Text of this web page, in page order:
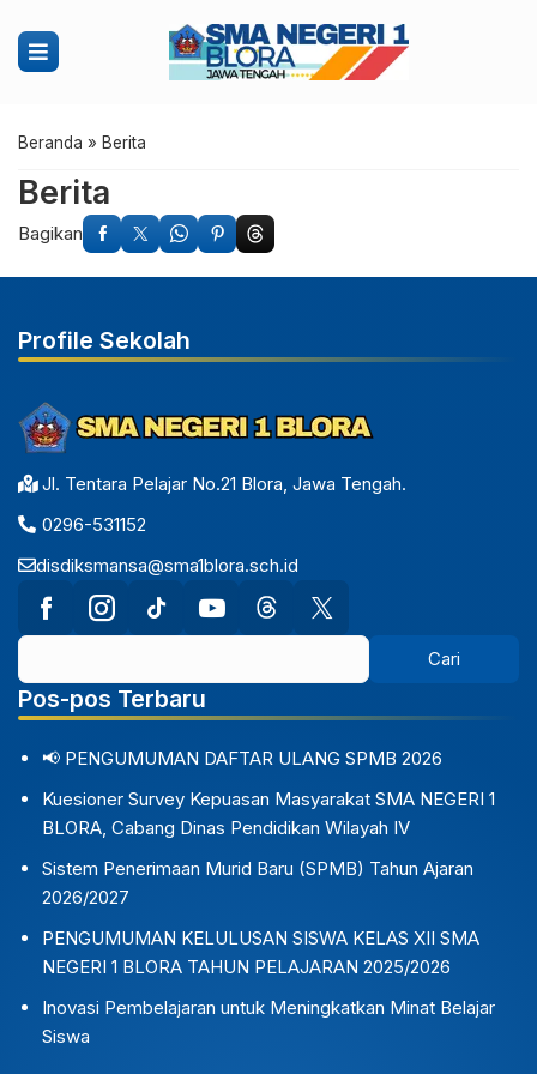
Beranda » Berita
Berita
Bagikan
Profile Sekolah
Jl. Tentara Pelajar No.21 Blora, Jawa Tengah.
0296-531152
disdiksmansa@sma1blora.sch.id
Pos-pos Terbaru
📢 PENGUMUMAN DAFTAR ULANG SPMB 2026
Kuesioner Survey Kepuasan Masyarakat SMA NEGERI 1
BLORA, Cabang Dinas Pendidikan Wilayah IV
Sistem Penerimaan Murid Baru (SPMB) Tahun Ajaran
2026/2027
PENGUMUMAN KELULUSAN SISWA KELAS XII SMA
NEGERI 1 BLORA TAHUN PELAJARAN 2025/2026
Inovasi Pembelajaran untuk Meningkatkan Minat Belajar
Siswa